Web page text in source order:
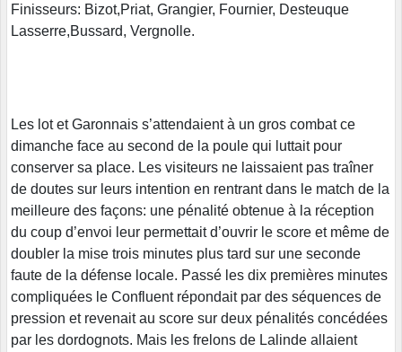
Finisseurs: Bizot,Priat, Grangier, Fournier, Desteuque
Lasserre,Bussard, Vergnolle.
Les lot et Garonnais s’attendaient à un gros combat ce
dimanche face au second de la poule qui luttait pour
conserver sa place. Les visiteurs ne laissaient pas traîner
de doutes sur leurs intention en rentrant dans le match de la
meilleure des façons: une pénalité obtenue à la réception
du coup d’envoi leur permettait d’ouvrir le score et même de
doubler la mise trois minutes plus tard sur une seconde
faute de la défense locale. Passé les dix premières minutes
compliquées le Confluent répondait par des séquences de
pression et revenait au score sur deux pénalités concédées
par les dordognots. Mais les frelons de Lalinde allaient